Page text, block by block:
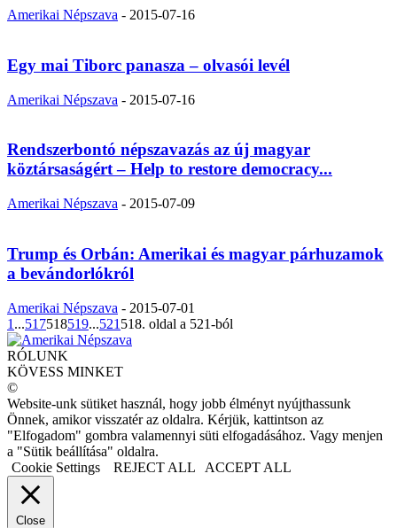
Amerikai Népszava - 2015-07-16
Egy mai Tiborc panasza – olvasói levél
Amerikai Népszava - 2015-07-16
Rendszerbontó népszavazás az új magyar
köztársaságért – Help to restore democracy...
Amerikai Népszava - 2015-07-09
Trump és Orbán: Amerikai és magyar párhuzamok
a bevándorlókról
Amerikai Népszava - 2015-07-01
1 ...517518519...521 518. oldal a 521-ból
RÓLUNK
KÖVESS MINKET
©
Website-unk sütiket használ, hogy jobb élményt nyújthassunk
Önnek, amikor visszatér az oldalra. Kérjük, kattintson az
"Elfogadom" gombra valamennyi süti elfogadásához. Vagy menjen
a "Sütik beállítása" oldalra.
Cookie Settings
REJECT ALL ACCEPT ALL
Close